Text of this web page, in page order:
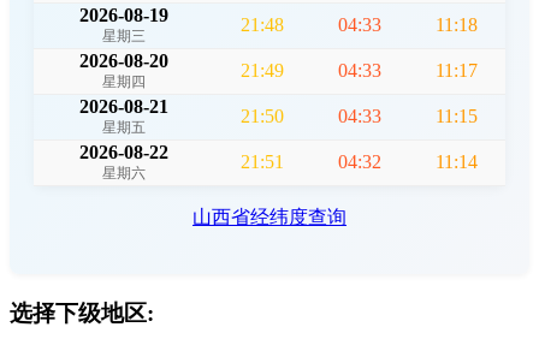
2026-08-19
星期三
21:48 04:33
11:18
2026-08-20
星期四
21:49 04:33
11:17
2026-08-21
星期五
21:50 04:33
11:15
2026-08-22
星期六
21:51 04:32 11:14
山西省经纬度查询
选择下级地区: